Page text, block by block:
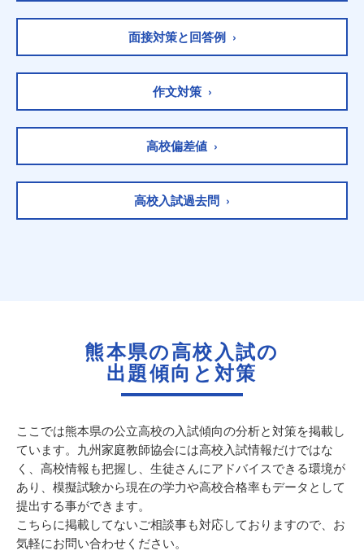
面接対策と回答例 ›
作文対策 ›
高校偏差値 ›
高校入試過去問 ›
熊本県の高校入試の
出題傾向と対策
ここでは熊本県の公立高校の入試傾向の分析と対策を掲載し
ています。九州家庭教師協会には高校入試情報だけではな
く、高校情報も把握し、生徒さんにアドバイスできる環境が
あり、模擬試験から現在の学力や高校合格率もデータとして
提出する事ができます。
こちらに掲載してないご相談事も対応しておりますので、お
気軽にお問い合わせください。